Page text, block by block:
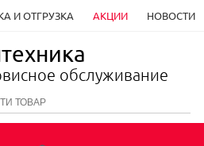
И ОТГРУЗКА АКЦИИ НОВОСТИ
обслуживание